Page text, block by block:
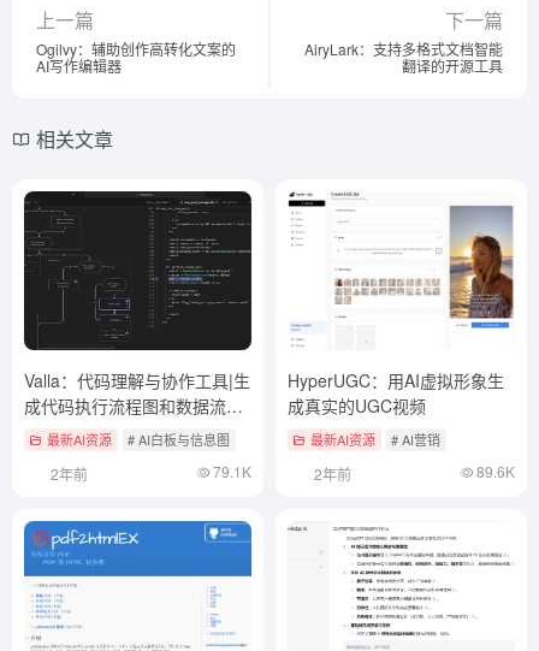
上一篇
Ogilvy：辅助创作高转化文案的
AI写作编辑器
下一篇
AiryLark：支持多格式文档智能
翻译的开源工具
相关文章
Valla：代码理解与协作工具|生
成代码执行流程图和数据流图
（失效）
最新AI资源 # AI白板与信息图
2年前 79.1K
HyperUGC：用AI虚拟形象生
成真实的UGC视频
最新AI资源 # AI营销
2年前 89.6K